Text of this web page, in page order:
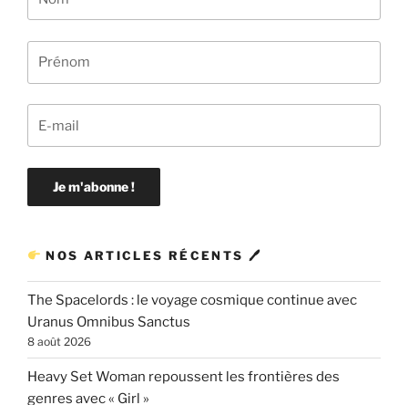
NOS ARTICLES RÉCENTS 🖊
The Spacelords : le voyage cosmique continue avec
Uranus Omnibus Sanctus
8 août 2026
Heavy Set Woman repoussent les frontières des
genres avec « Girl »